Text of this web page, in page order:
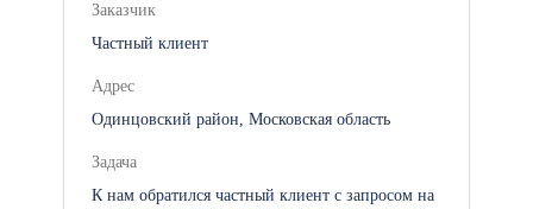
доступа: Системы
видеонаблюдения, турникеты,
датчики движения и другие
устройства для обеспечения
Заказчик
Частный клиент
Адрес
Одинцовский район, Московская область
Задача
К нам обратился частный клиент с запросом на